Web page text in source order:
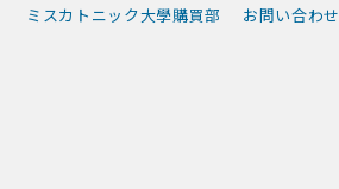
ミスカトニック大學購買部
お問い合わせ